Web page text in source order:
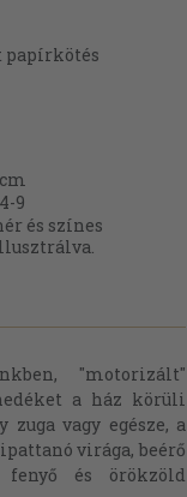
papírkötés
9
és színes
"motorizált"
a ház körüli
vagy egésze, a
virága, beérő
és örökzöld